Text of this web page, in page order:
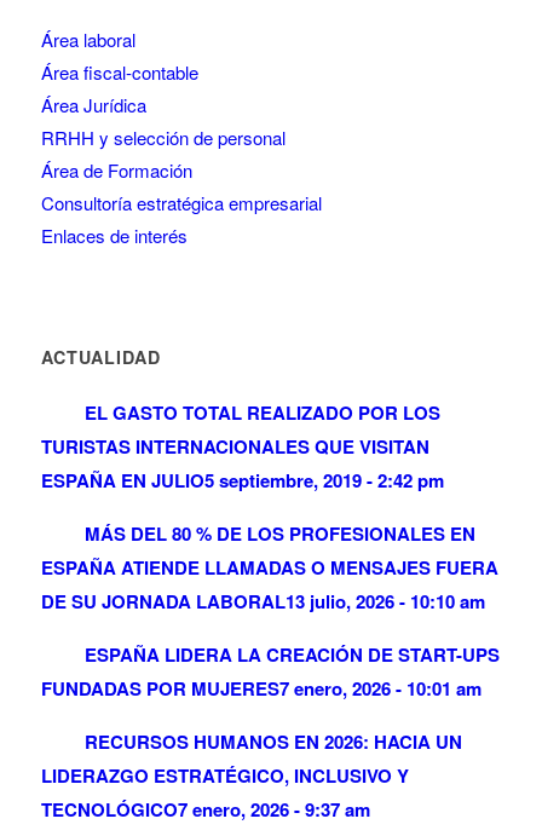
Área laboral
Área fiscal-contable
Área Jurídica
RRHH y selección de personal
Área de Formación
Consultoría estratégica empresarial
Enlaces de interés
ACTUALIDAD
EL GASTO TOTAL REALIZADO POR LOS
TURISTAS INTERNACIONALES QUE VISITAN
ESPAÑA EN JULIO5 septiembre, 2019 - 2:42 pm
MÁS DEL 80 % DE LOS PROFESIONALES EN
ESPAÑA ATIENDE LLAMADAS O MENSAJES FUERA
DE SU JORNADA LABORAL13 julio, 2026 - 10:10 am
ESPAÑA LIDERA LA CREACIÓN DE START-UPS
FUNDADAS POR MUJERES7 enero, 2026 - 10:01 am
RECURSOS HUMANOS EN 2026: HACIA UN
LIDERAZGO ESTRATÉGICO, INCLUSIVO Y
TECNOLÓGICO7 enero, 2026 - 9:37 am